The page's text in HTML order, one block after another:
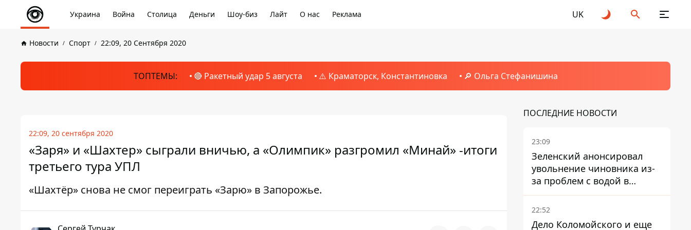
Украина Война Столица Деньги Шоу-биз Лайт О нас Реклама UK
Новости Спорт 22:09, 20 Сентября 2020
ТОПТЕМЫ: 🔴 Ракетный удар 5 августа ⚠️ Краматорск, Константиновка 🔎 Ольга Стефанишина
22:09, 20 сентября 2020
«Заря» и «Шахтер» сыграли вничью, а «Олимпик» разгромил «Минай» -итоги
третьего тура УПЛ
«Шахтёр» снова не смог переиграть «Зарю» в Запорожье.
ПОСЛЕДНИЕ НОВОСТИ
23:09
Зеленский анонсировал
увольнение чиновника из-
за проблем с водой в
Марганце
22:52
Дело Коломойского и еще